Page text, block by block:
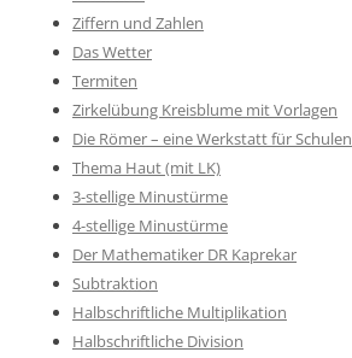
Ziffern und Zahlen
Das Wetter
Termiten
Zirkelübung Kreisblume mit Vorlagen
Die Römer – eine Werkstatt für Schulen
Thema Haut (mit LK)
3-stellige Minustürme
4-stellige Minustürme
Der Mathematiker DR Kaprekar
Subtraktion
Halbschriftliche Multiplikation
Halbschriftliche Division